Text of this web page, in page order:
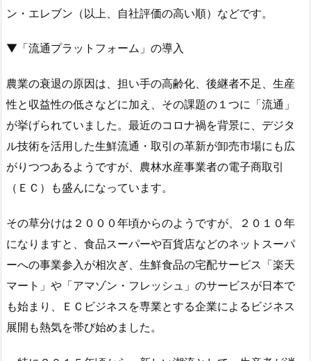
ン・エレブン（以上、自社評価の高い順）などです。
▼「流通プラットフォーム」の導入
農業の衰退の原因は、担い手の高齢化、後継者不足、生産
性と収益性の低さなどに加え、その課題の１つに「流通」
が挙げられていました。最近のコロナ禍を背景に、デジタ
ル技術を活用した生鮮流通・取引の革新が卸売市場にも広
がりつつあるようですが、農林水産事業者の電子商取引
（ＥＣ）も盛んになっています。
その草分けは２０００年頃からのようですが、２０１０年
になりますと、食品スーパーや百貨店などのネットスーパ
ーへの事業参入が相次ぎ、生鮮食品の宅配サービス「楽天
マート」や「アマゾン・フレッシュ」のサービスが日本で
も始まり、ＥＣビジネスを専業とする企業によるビジネス
展開も熱気を帯び始めました。